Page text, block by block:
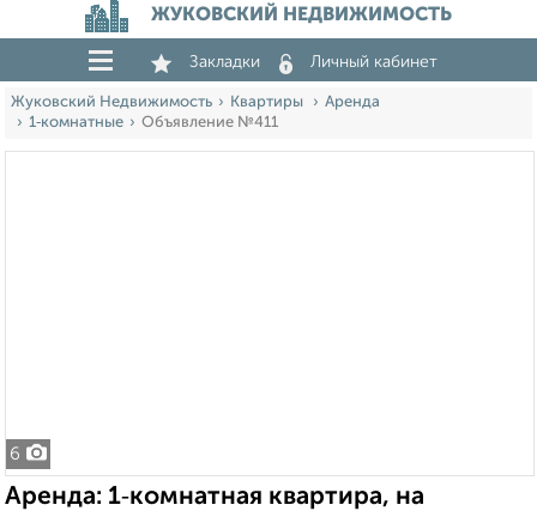
ЖУКОВСКИЙ НЕДВИЖИМОСТЬ
Закладки Личный кабинет
Жуковский Недвижимость Квартиры
Аренда
1‑комнатные
Объявление №411
6
Аренда: 1‑комнатная квартира, на